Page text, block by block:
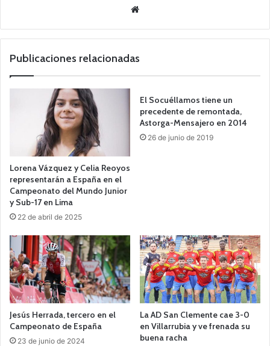
we
Publicaciones relacionadas
Lorena Vázquez y Celia Reoyos
representarán a España en el
Campeonato del Mundo Junior
y Sub-17 en Lima
22 de abril de 2025
El Socuéllamos tiene un
precedente de remontada,
Astorga-Mensajero en 2014
26 de junio de 2019
Jesús Herrada, tercero en el
Campeonato de España
23 de junio de 2024
La AD San Clemente cae 3-0
en Villarrubia y ve frenada su
buena racha